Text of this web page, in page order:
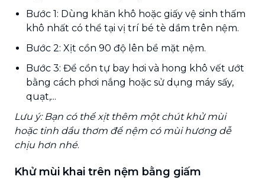
Bước 1: Dùng khăn khô hoặc giấy vệ sinh thấm
khô nhất có thể tại vị trí bé tè dầm trên nệm.
Bước 2: Xịt cồn 90 độ lên bề mặt nệm.
Bước 3: Để cồn tự bay hơi và hong khô vết ướt
bằng cách phơi nắng hoặc sử dụng máy sấy,
quạt,...
Lưu ý: Bạn có thể xịt thêm một chút khử mùi
hoặc tinh dầu thơm để nệm có mùi hương dễ
chịu hơn nhé.
Khử mùi khai trên nệm bằng giấm